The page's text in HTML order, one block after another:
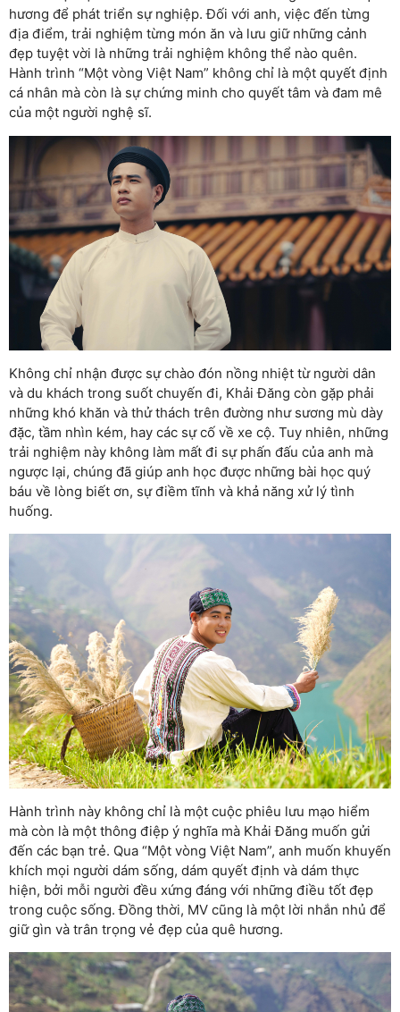
hương để phát triển sự nghiệp. Đối với anh, việc đến từng
địa điểm, trải nghiệm từng món ăn và lưu giữ những cảnh
đẹp tuyệt vời là những trải nghiệm không thể nào quên.
Hành trình “Một vòng Việt Nam” không chỉ là một quyết định
cá nhân mà còn là sự chứng minh cho quyết tâm và đam mê
của một người nghệ sĩ.
Không chỉ nhận được sự chào đón nồng nhiệt từ người dân
và du khách trong suốt chuyến đi, Khải Đăng còn gặp phải
những khó khăn và thử thách trên đường như sương mù dày
đặc, tầm nhìn kém, hay các sự cố về xe cộ. Tuy nhiên, những
trải nghiệm này không làm mất đi sự phấn đấu của anh mà
ngược lại, chúng đã giúp anh học được những bài học quý
báu về lòng biết ơn, sự điềm tĩnh và khả năng xử lý tình
huống.
Hành trình này không chỉ là một cuộc phiêu lưu mạo hiểm
mà còn là một thông điệp ý nghĩa mà Khải Đăng muốn gửi
đến các bạn trẻ. Qua “Một vòng Việt Nam”, anh muốn khuyến
khích mọi người dám sống, dám quyết định và dám thực
hiện, bởi mỗi người đều xứng đáng với những điều tốt đẹp
trong cuộc sống. Đồng thời, MV cũng là một lời nhắn nhủ để
giữ gìn và trân trọng vẻ đẹp của quê hương.